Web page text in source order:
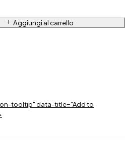
Aggiungi al carrello
tooltip" data-title="Add to